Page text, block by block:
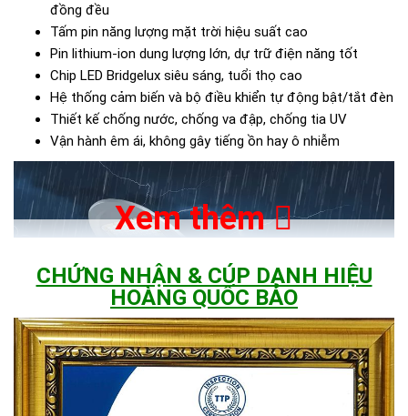
đồng đều
Tấm pin năng lượng mặt trời hiệu suất cao
Pin lithium-ion dung lượng lớn, dự trữ điện năng tốt
Chip LED Bridgelux siêu sáng, tuổi thọ cao
Hệ thống cảm biến và bộ điều khiển tự động bật/tắt đèn
Thiết kế chống nước, chống va đập, chống tia UV
Vận hành êm ái, không gây tiếng ồn hay ô nhiễm
Xem thêm
CHỨNG NHẬN & CÚP DANH HIỆU
HOÀNG QUỐC BẢO